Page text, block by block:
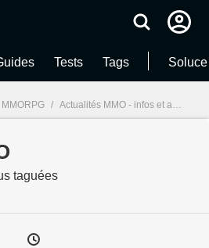
Tests Tags
MMORPG / Actualités MMO - infos et actualités - page 2
taguées